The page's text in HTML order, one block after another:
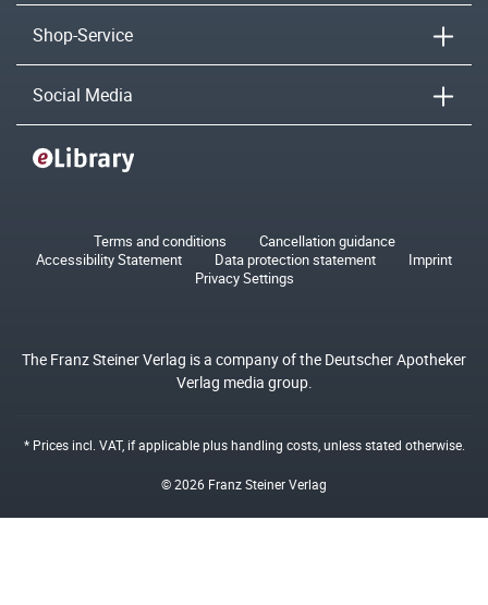
Shop-Service
Social Media
Terms and conditions
Cancellation guidance
Accessibility Statement
Data protection statement
Imprint
Privacy Settings
The Franz Steiner Verlag is a company of the Deutscher Apotheker
Verlag media group.
* Prices incl. VAT, if applicable plushandling costs, unless stated otherwise.
© 2026 Franz Steiner Verlag